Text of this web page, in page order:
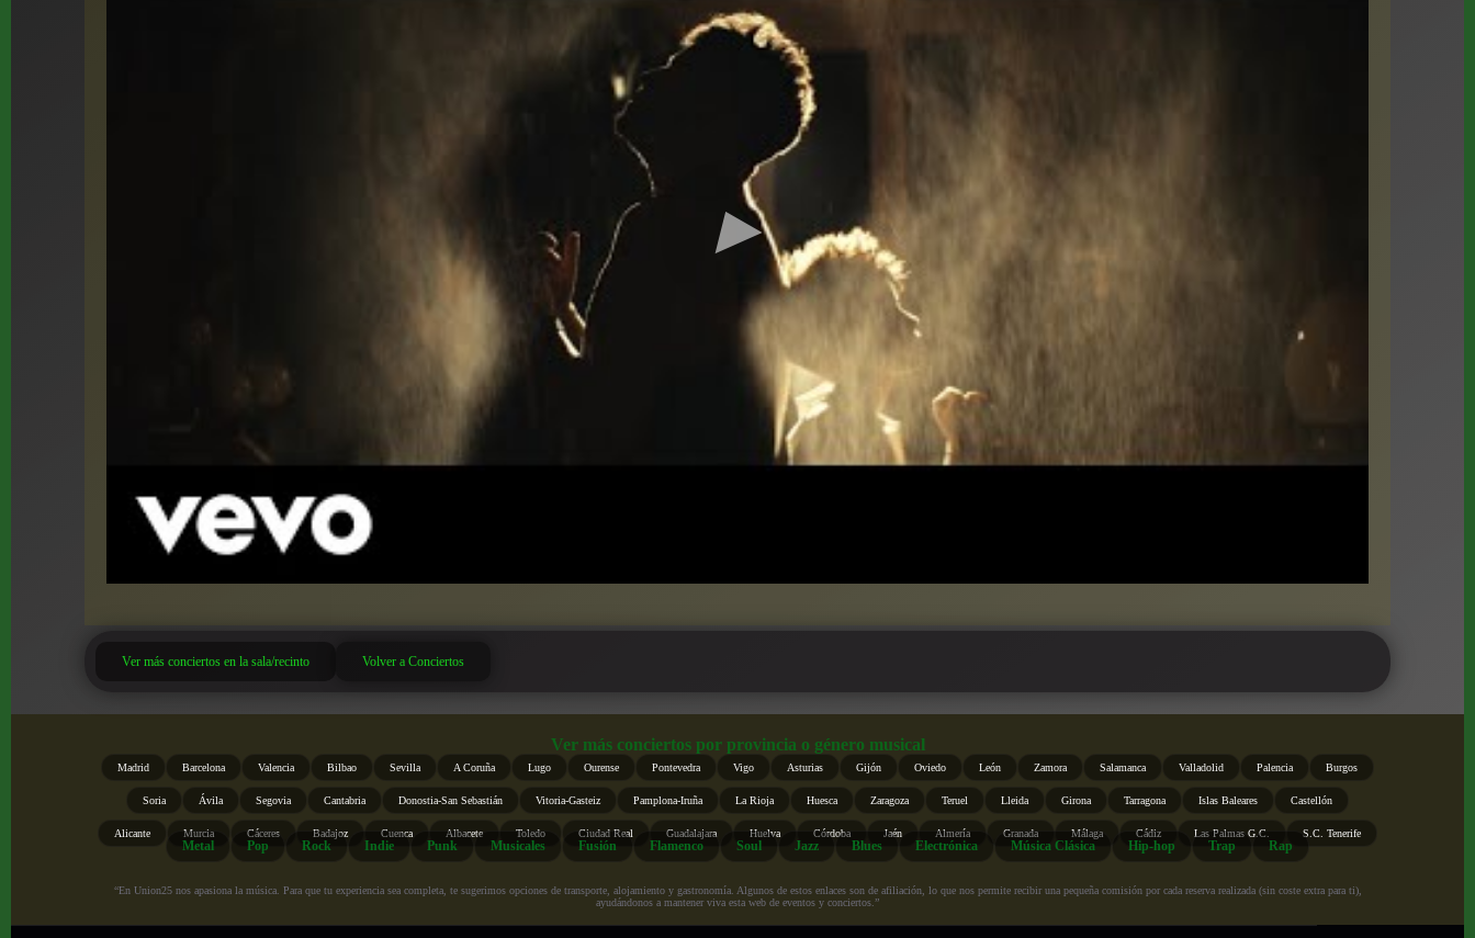
Ver más conciertos en la sala/recinto Volver a Conciertos
Ver más conciertos por provincia o género musical
Madrid Barcelona Valencia Bilbao Sevilla A Coruña Lugo Ourense Pontevedra Vigo Asturias Gijón Oviedo León Zamora Salamanca Valladolid Palencia Burgos
Soria Ávila Segovia Cantabria Donostia-San Sebastián Vitoria-Gasteiz Pamplona-Iruña La Rioja Huesca Zaragoza Teruel Lleida Girona Tarragona Islas Baleares Castellón
Alicante Murcia Cáceres Badajoz Cuenca Albacete Toledo Ciudad Real Guadalajara Huelva Córdoba Jaén Almería Granada Málaga Cádiz Las Palmas G.C. S.C. Tenerife
Metal Pop Rock Indie Punk Musicales Fusión Flamenco Soul Jazz Blues Electrónica Música Clásica Hip-hop Trap Rap
“En Union25 nos apasiona la música. Para que tu experiencia sea completa, te sugerimos opciones de transporte, alojamiento y gastronomía. Algunos de estos enlaces son de afiliación, lo que nos permite recibir una pequeña comisión por cada reserva realizada (sin coste extra para ti),
ayudándonos a mantener viva esta web de eventos y conciertos.”